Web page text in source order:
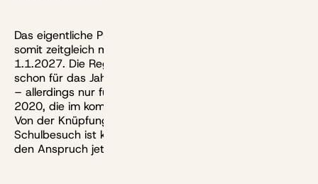
Das eigentliche Produkt für die Frühstart-Rente startet
somit zeitgleich mit dem Altersvorsorgedepot zum
1.1.2027. Die Regierung will aber nachträglich auch
schon für das Jahr 2026 seine Zuschüsse dazugeben
– allerdings nur für Kinder des Geburtsjahrgangs
2020, die im kommenden Jahr sechs Jahre altwerden.
Von der Knüpfung der Zuschüsse an einen
Schulbesuch ist keine Rede mehr. Stattdessen will man
den Anspruch jetzt ans Kindergeld koppeln.